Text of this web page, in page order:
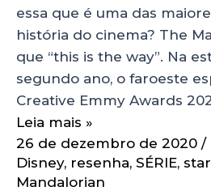
essa que é uma das
história do cinema? The
que “this is the way”. Na
segundo ano, o faroeste
Creative Emmy Awards
Leia mais »
26 de dezembro de 2020 /
Disney, resenha, SÉRIE,
Mandalorian